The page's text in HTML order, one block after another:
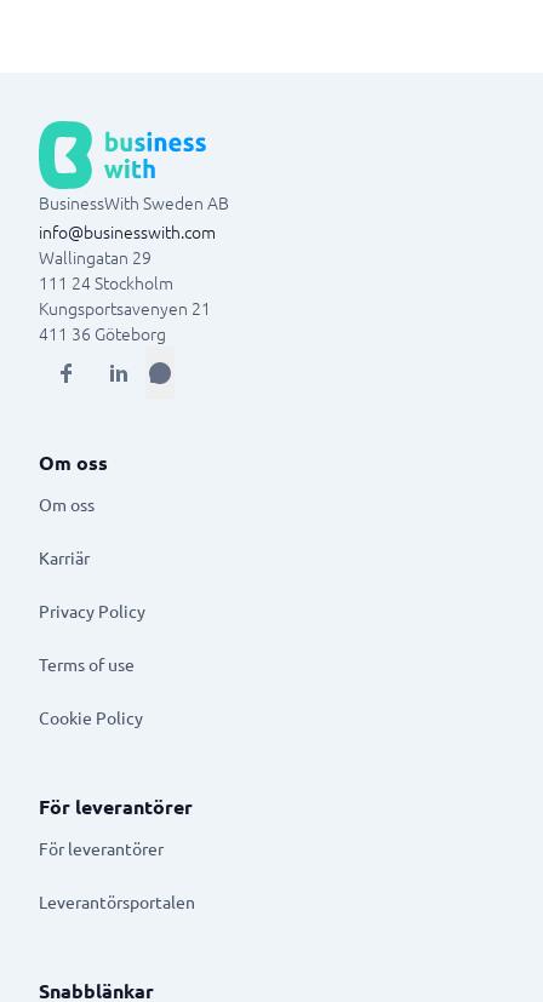
BusinessWith Sweden AB
info@businesswith.com
Wallingatan 29
111 24Stockholm
Kungsportsavenyen 21
411 36 Göteborg
Om oss
Om oss
Karriär
Privacy Policy
Terms of use
Cookie Policy
För leverantörer
För leverantörer
Leverantörsportalen
Snabblänkar